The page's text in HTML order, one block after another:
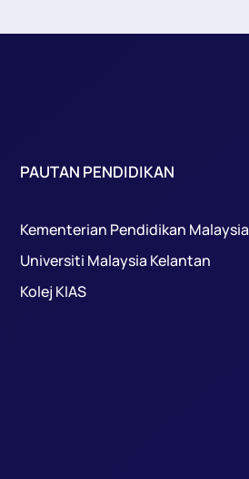
PAUTAN PENDIDIKAN
Kementerian Pendidikan Malaysia
Universiti Malaysia Kelantan
Kolej KIAS